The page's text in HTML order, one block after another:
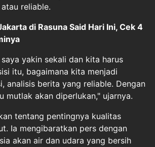
reliable.
di Rasuna Said Hari Ini, Cek 4
yakin sekali dan kita harus
itu, bagaimana kita menjadi
analisis berita yang reliable. Dengan
mutlak akan diperlukan," ujarnya.
tentang pentingnya kualitas
Ia mengibaratkan pers dengan
akan air dan udara yang bersih